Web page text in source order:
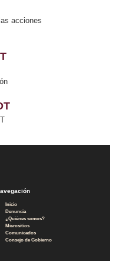
acciones
Inicio
Denuncia
¿Quiénes somos?
Micrositios
Comunicados
Consejo de Gobierno